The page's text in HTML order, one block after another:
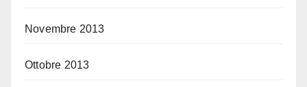
Novembre 2013
Ottobre 2013